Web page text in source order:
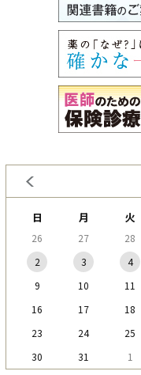
日 月 火
26 27 28
2
3 4
9
10 11
16
17 18
23
24 25
30
31 1